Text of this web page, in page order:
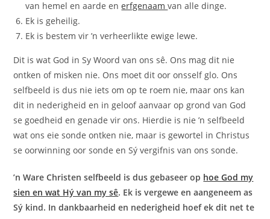
van hemel en aarde enerfgenaamvan alle dinge.
Ek is geheilig.
Ek is bestem vir ’n verheerlikte ewige lewe.
Dit is wat God in Sy Woord van ons sê. Ons mag dit nie
ontken of misken nie. Ons moet dit oor onsself glo. Ons
selfbeeld is dus nie iets om op te roem nie, maar ons kan
dit in nederigheid en in geloof aanvaar op grond van God
se goedheid en genade vir ons. Hierdie is nie ’n selfbeeld
wat ons eie sonde ontken nie, maar is gewortel in Christus
se oorwinning oor sonde en Sý vergifnis van ons sonde.
’n Ware Christen selfbeeld is dus gebaseer op hoe God my
sien en wat Hý van my sê. Ek is vergewe en aangeneem as
Sý kind. In dankbaarheid en nederigheid hoef ek dit net te